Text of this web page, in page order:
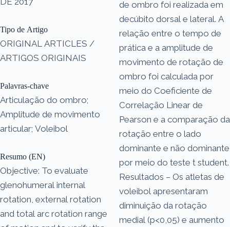
Tipo de Artigo
ORIGINAL ARTICLES /
ARTIGOS ORIGINAIS
Palavras-chave
Articulação do ombro;
Amplitude de movimento
articular; Voleibol
Resumo (EN)
Objective: To evaluate
glenohumeral internal
rotation, external rotation
and total arc rotation range
de ombro foi realizada em
decúbito dorsal e lateral. A
relação entre o tempo de
prática e a amplitude de
movimento de rotação de
ombro foi calculada por
meio do Coeficiente de
Correlação Linear de
Pearson e a comparação da
rotação entre o lado
dominante e não dominante
por meio do teste t student.
Resultados – Os atletas de
voleibol apresentaram
diminuição da rotação
medial (p<0,05) e aumento